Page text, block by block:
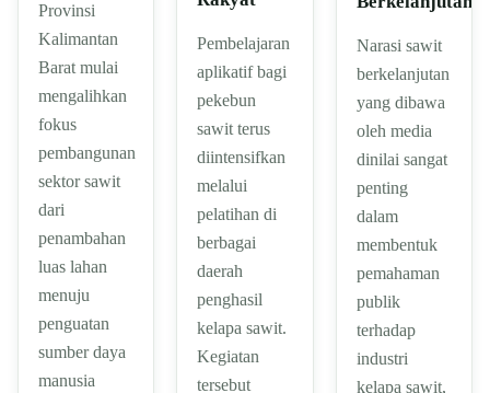
Provinsi
Kalimantan
Barat mulai
mengalihkan
fokus
pembangunan
sektor sawit
dari
penambahan
luas lahan
menuju
penguatan
sumber daya
manusia
Pembelajaran
aplikatif bagi
pekebun
sawit terus
diintensifkan
melalui
pelatihan di
berbagai
daerah
penghasil
kelapa sawit.
Kegiatan
tersebut
Narasi sawit
berkelanjutan
yang dibawa
oleh media
dinilai sangat
penting
dalam
membentuk
pemahaman
publik
terhadap
industri
kelapa sawit,